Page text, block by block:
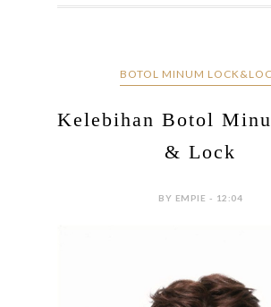
BOTOL MINUM
Kelebihan Botol
& Lock
BY EMPIE - 12:04